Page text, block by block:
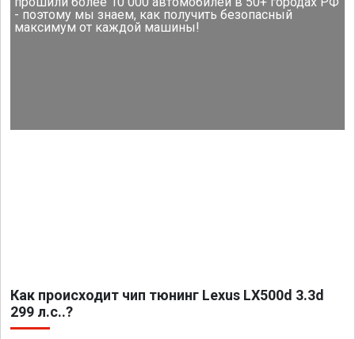
- поэтому мы знаем, как получить безопасный
максимум от каждой машины!
Как происходит чип тюнинг Lexus LX500d 3.3d
299 л.с..?